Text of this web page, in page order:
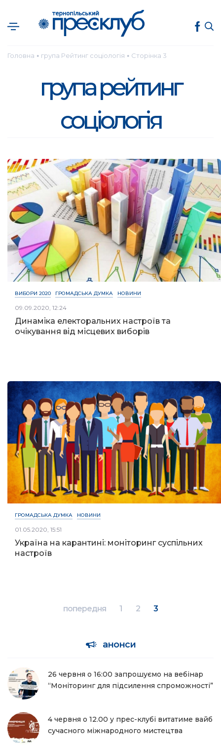
Головна ● група Рейтинг соціологія ● Сторінка 3
група рейтинг
соціологія
ВИБОРИ 2020 ГРОМАДСЬКА ДУМКА НОВИНИ
09.09.2020, 12:24
Динаміка електоральних настроїв та
очікування від місцевих виборів
ГРОМАДСЬКА ДУМКА НОВИНИ
01.05.2020, 15:51
Україна на карантині: моніторинг суспільних
настроїв
попередня 1 2 3
анонси
26 червня о 16:00 запрошуємо на вебінар
“Моніторинг для підсилення спроможності”
4 червня о 12.00 у прес-клубі витатиме вайб
сучасного міжнародного мистецтва